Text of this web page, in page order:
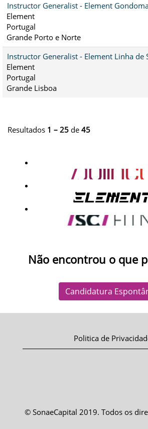
Instructor Generalist - Element
Element
Portugal
Grande Porto e Norte
Instructor Generalist - Element Linha de
Element
Portugal
Grande Lisboa
Resultados 1 – 25 de 45
Não encontrou o que
Candidatura
Politica de
© SonaeCapital 2019. Todos os